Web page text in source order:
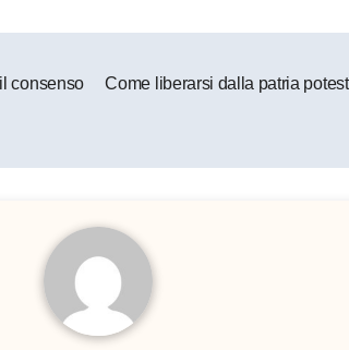
consenso
Come liberarsi dalla patria